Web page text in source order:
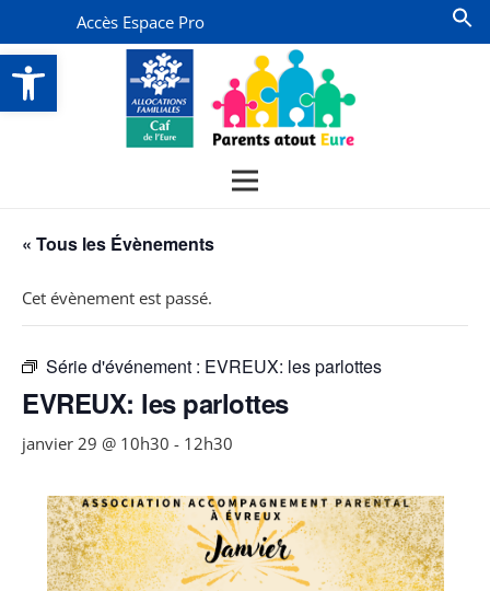
Ouvrir la barre d’outils
Accès Espace Pro
« Tous les Évènements
Cet évènement est passé.
Série d'événement : EVREUX: les parlottes
EVREUX: les parlottes
janvier 29 @ 10h30 - 12h30